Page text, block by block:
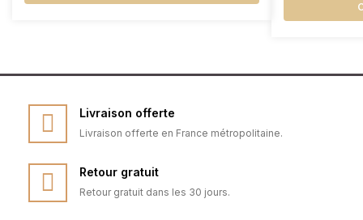
Livraison offerte
Livraison offerte en France métropolitaine.
Retour gratuit
Retour gratuit dans les 30 jours.